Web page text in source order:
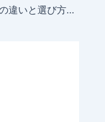
Exness口座タイプの違いと選び方｜スタンダード・プロ・ロースプレッド・ゼロ比較